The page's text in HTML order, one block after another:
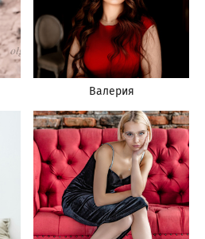
Валерия